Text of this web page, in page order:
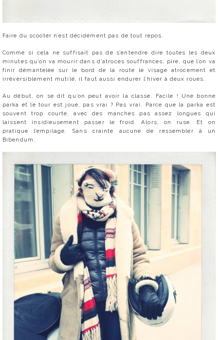
Faire du scooter n’est décidément pas de tout repos.
Comme si cela ne suffisait pas de s’entendre dire toutes les deux
minutes qu’on va mourir dans d’atroces souffrances, pire, que l’on va
finir démantelée sur le bord de la route le visage atrocement et
irréversiblement mutilé, il faut aussi endurer l’hiver à deux roues.
Au début, on se dit qu’on peut avoir la classe. Facile ! Une bonne
parka et le tour est joué, pas vrai ? Pas vrai. Parce que la parka est
souvent trop courte, avec des manches pas assez longues qui
laissent insidieusement passer le froid. Alors, on ruse. Et on
pratique l’empilage. Sans crainte aucune de ressembler à un
Bibendum.